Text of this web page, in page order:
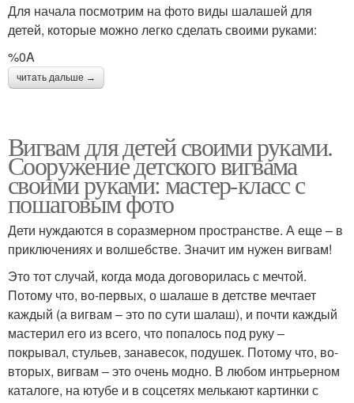
Для начала посмотрим на фото виды шалашей для
детей, которые можно легко сделать своими руками:
%0A
читать дальше →
Вигвам для детей своими руками.
Сооружение детского вигвама
своими руками: мастер-класс с
пошаговым фото
Дети нуждаются в соразмерном пространстве. А еще – в
приключениях и волшебстве. Значит им нужен вигвам!
Это тот случай, когда мода договорилась с мечтой.
Потому что, во-первых, о шалаше в детстве мечтает
каждый (а вигвам – это по сути шалаш), и почти каждый
мастерил его из всего, что попалось под руку –
покрывал, стульев, занавесок, подушек. Потому что, во-
вторых, вигвам – это очень модно. В любом интрьерном
каталоге, на ютубе и в соцсетях мелькают картинки с